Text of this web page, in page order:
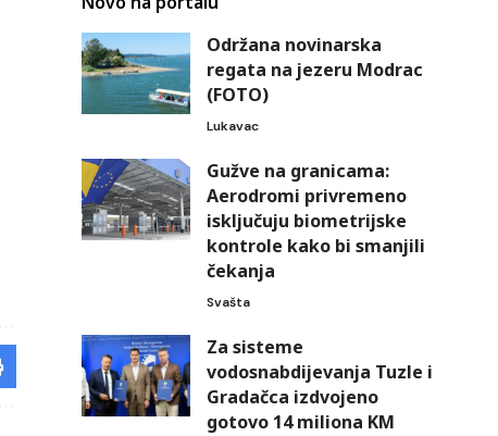
Održana novinarska
regata na jezeru Modrac
(FOTO)
Lukavac
Gužve na granicama:
Aerodromi privremeno
isključuju biometrijske
kontrole kako bi smanjili
čekanja
Svašta
Za sisteme
vodosnabdijevanja Tuzle i
Gradačca izdvojeno
gotovo 14 miliona KM